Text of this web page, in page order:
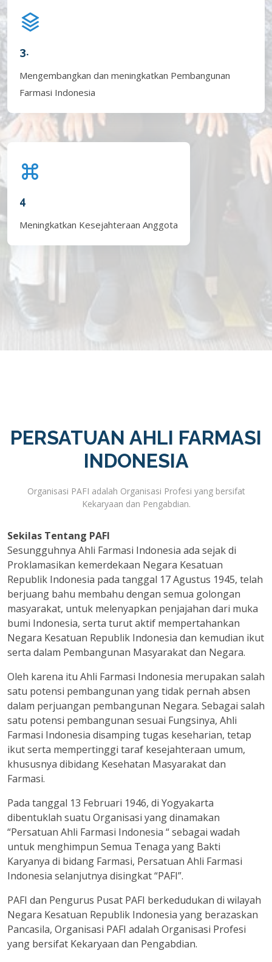
3.
Mengembangkan dan meningkatkan Pembangunan
Farmasi Indonesia
4
Meningkatkan Kesejahteraan Anggota
PERSATUAN AHLI FARMASI
INDONESIA
Organisasi PAFI adalah Organisasi Profesi yang bersifat
Kekaryaan dan Pengabdian.
Sekilas Tentang PAFI
Sesungguhnya Ahli Farmasi Indonesia ada sejak di
Proklamasikan kemerdekaan Negara Kesatuan
Republik Indonesia pada tanggal 17 Agustus 1945, telah
berjuang bahu membahu dengan semua golongan
masyarakat, untuk melenyapkan penjajahan dari muka
bumi Indonesia, serta turut aktif mempertahankan
Negara Kesatuan Republik Indonesia dan kemudian ikut
serta dalam Pembangunan Masyarakat dan Negara.
Oleh karena itu Ahli Farmasi Indonesia merupakan salah
satu potensi pembangunan yang tidak pernah absen
dalam perjuangan pembangunan Negara. Sebagai salah
satu potensi pembangunan sesuai Fungsinya, Ahli
Farmasi Indonesia disamping tugas keseharian, tetap
ikut serta mempertinggi taraf kesejahteraan umum,
khususnya dibidang Kesehatan Masyarakat dan
Farmasi.
Pada tanggal 13 Februari 1946, di Yogyakarta
dibentuklah suatu Organisasi yang dinamakan
“Persatuan Ahli Farmasi Indonesia “ sebagai wadah
untuk menghimpun Semua Tenaga yang Bakti
Karyanya di bidang Farmasi, Persatuan Ahli Farmasi
Indonesia selanjutnya disingkat “PAFI”.
PAFI dan Pengurus Pusat PAFI berkedudukan di wilayah
Negara Kesatuan Republik Indonesia yang berazaskan
Pancasila, Organisasi PAFI adalah Organisasi Profesi
yang bersifat Kekaryaan dan Pengabdian.